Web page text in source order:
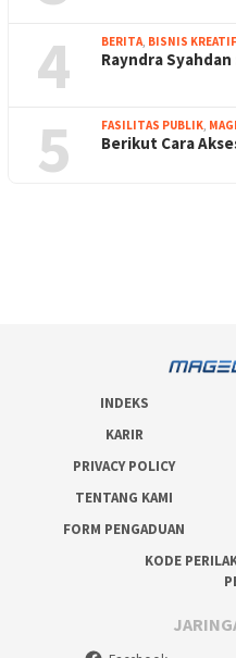
4 BERITA, BISNIS KREATIF
Rayndra
5 FASILITAS PUBLIK,
Berikut Cara
INDEKS
KARIR
PRIVACY POLICY
TENTANG KAMI
FORM PENGADUAN
KODE